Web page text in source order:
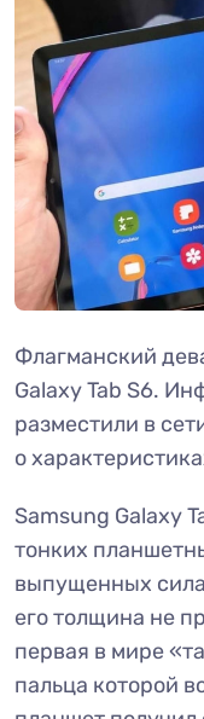
Флагманский
Galaxy Tab S6.
разместили в
о
Samsung Galaxy
тонких
выпущенных
его толщина не
первая в мире
пальца которой